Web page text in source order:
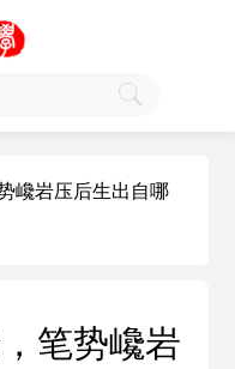
巉岩压后生出自哪
笔势巉岩